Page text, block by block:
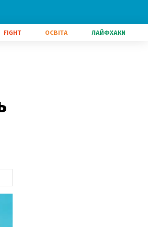
FIGHT ОСВІТА ЛАЙФХАКИ